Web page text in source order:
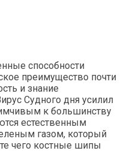
способности
преимущество почти
и знание
Судного дня усилил
к большинству
естественным
газом, который
чего костные шипы